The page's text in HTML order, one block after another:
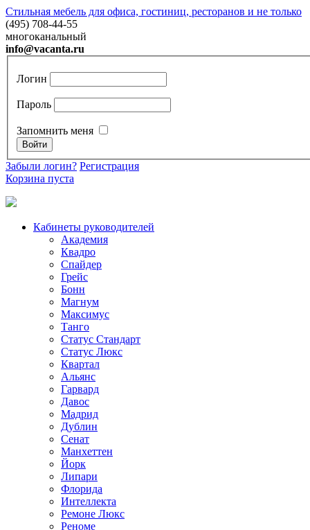
Стильная мебель для офиса, гостиниц, ресторанов и не только
(495) 708-44-55
многоканальный
info@vacanta.ru
Логин
Пароль
Запомнить меня
Забыли логин? Регистрация
Корзина пуста
Кабинеты руководителей
Академия
Квадро
Спайдер
Грейc
Бонн
Магнум
Максимус
Танго
Статус Стандарт
Статус Люкс
Квартал
Альянс
Гарвард
Давос
Мадрид
Дублин
Сенат
Манхеттен
Йорк
Липари
Флорида
Интеллекта
Ремоне Люкс
Реноме